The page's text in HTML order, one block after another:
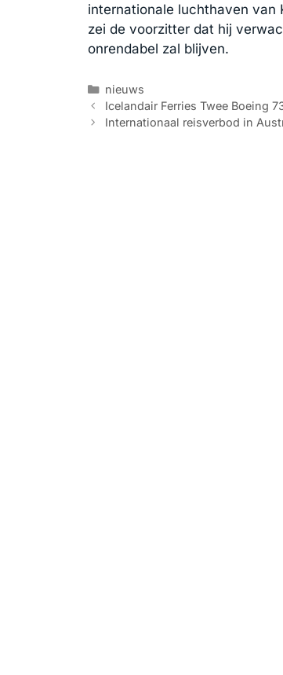
internationale luchthaven van
zei de voorzitter dat hij
onrendabel zal blijven.
Categorieën
nieuws
Icelandair Ferries Twee Boeing
Internationaal reisverbod in